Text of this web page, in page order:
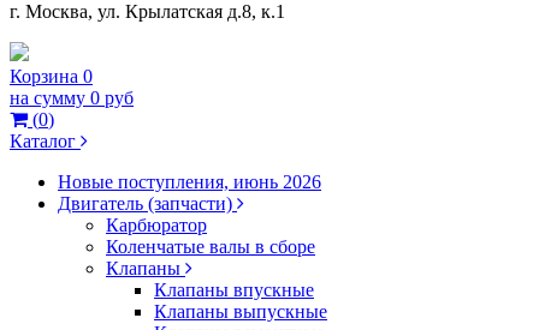
г. Москва, ул. Крылатская д.8, к.1
Корзина 0
на сумму 0 руб
(0)
Каталог
Новые поступления, июнь 2026
Двигатель (запчасти)
Карбюратор
Коленчатые валы в сборе
Клапаны
Клапаны впускные
Клапаны выпускные